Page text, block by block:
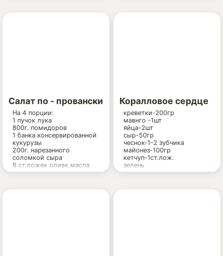
Салат по - провански
На 4 порции:
1 пучок лука
800г. помидоров
1 банка консервированной
кукурузы
200г. нарезанного
соломкой сыра
8 ст.ложек оливк.масла
4 ст.ложки пряного уксуса
Коралловое сердце
креветки-200гр
мавнго -1шт
яйца-2шт
сыр-50гр
чеснок-1-2 зубчика
майонез-100гр
кетчуп-1ст.лож.
зелень